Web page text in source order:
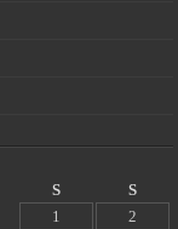
S
S
1
2